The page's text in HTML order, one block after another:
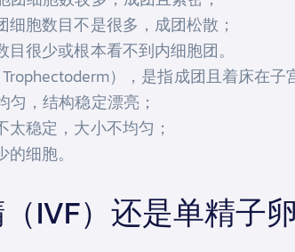
细胞数目不是很多，成团松散；
很少或根本看不到内细胞团。
），是指成团且着床在子
匀，结构稳定漂亮；
太稳定，大小不均匀；
细胞。
IVF）还是单精子